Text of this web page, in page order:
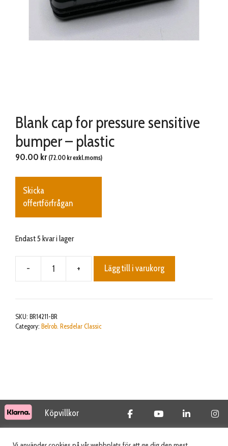
Blank cap for pressure sensitive
bumper – plastic
90.00 kr (72.00 krexkl.moms)
Skicka
offertförfrågan
Endast 5 kvar i lager
-
Blank
for
sensitive
+ Lägg till i varukorg
SKU: BR14211-BR
Category: Belrob. Resdelar Classic
Köpvillkor
© 2026 Tidab AB - All Rights Reserved